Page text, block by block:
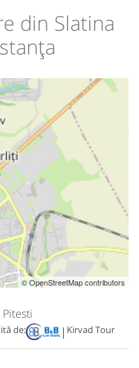
din Slatina
© OpenStreetMap contributors
de: | Kirvad Tour